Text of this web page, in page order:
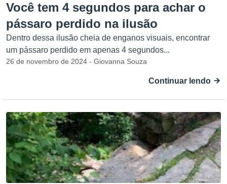
Você tem 4 segundos para achar o
pássaro perdido na ilusão
Dentro dessa ilusão cheia de enganos visuais, encontrar
um pássaro perdido em apenas 4 segundos...
26 de novembro de 2024 - Giovanna Souza
Continuar lendo